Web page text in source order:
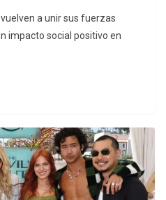
a unir sus fuerzas
impacto social positivo en